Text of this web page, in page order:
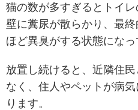
猫の数が多すぎるとトイ
壁に糞尿が散らかり、最
ほど異臭がする状態になっ
放置し続けると、近隣住
なく、住人やペットが病
ります。